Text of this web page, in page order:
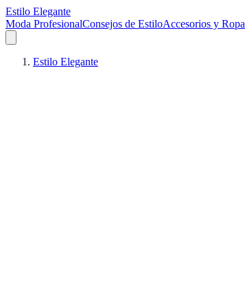
Estilo Elegante
Moda ProfesionalConsejos de EstiloAccesorios y Ropa
Estilo Elegante